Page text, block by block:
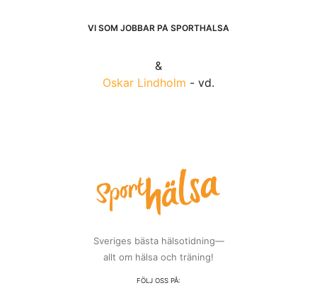
VI SOM JOBBAR PÅ SPORTHÄLSA
&
Oskar Lindholm - vd.
Sveriges bästa hälsotidning—
allt om hälsa och träning!
FÖLJ OSS PÅ: